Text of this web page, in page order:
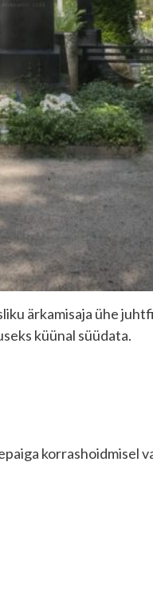
ärkamisaja ühe
küünal süüdata.
korrashoidmisel